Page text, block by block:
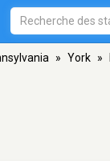
» York »